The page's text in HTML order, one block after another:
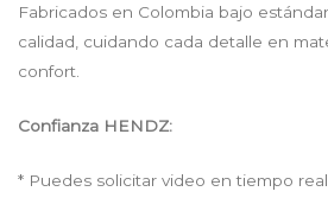
Fabricados en Colombia bajo
calidad, cuidando cada detalle en
confort.
Confianza HENDZ:
* Puedes solicitar video en tiempo